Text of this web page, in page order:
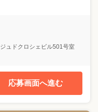
ュドクロシェビル501号室
応募画面へ進む